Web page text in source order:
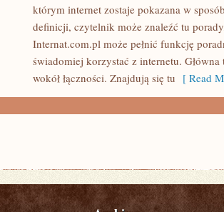
PRZECHOWYWANIE
którym internet zostaje pokazana w
definicji, czytelnik może znaleźć tu
Internat.com.pl może pełnić funkcję
świadomiej korzystać z internetu.
wokół łączności. Znajdują się tu [ Read